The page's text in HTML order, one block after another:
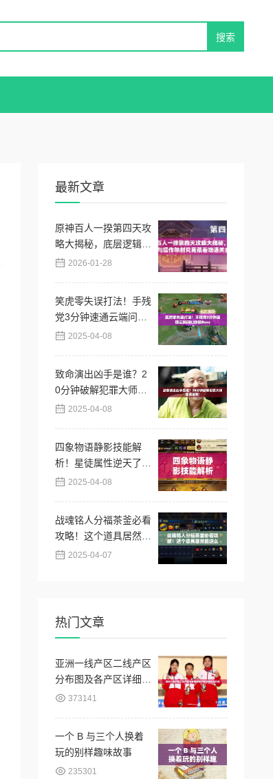
最新文章
原神百人一揆第四天攻
略大揭秘，底层逻辑与
操作映射究竟藏着啥通
2026-01-28
笑虎零失误打法！手残
党3分钟速通云端问仙
终极Boss
2025-04-08
致命演出凶手是谁？2
0分钟破解犯罪大师隐
藏答案！
2025-04-08
四象物语静影技能解
析！星徒属性逆天了？
必抽阵容推荐
2025-04-08
战魂铭人分福茶釜必看
攻略！这个道具居然能
这么用？逆天功能秒
2025-04-07
热门文章
亚洲一线产区二线产区
分布图及各产区详细特
点介绍
373141
一个 B 与三个人换着
玩的别样趣味故事
235301